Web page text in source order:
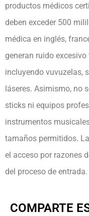
productos médicos
deben exceder 500
médica en inglés,
generan ruido
incluyendo vuvuzelas,
láseres. Asimismo, no
sticks ni equipos
instrumentos
tamaños permitidos.
el acceso por razones
del proceso de entrada.
COMPARTE